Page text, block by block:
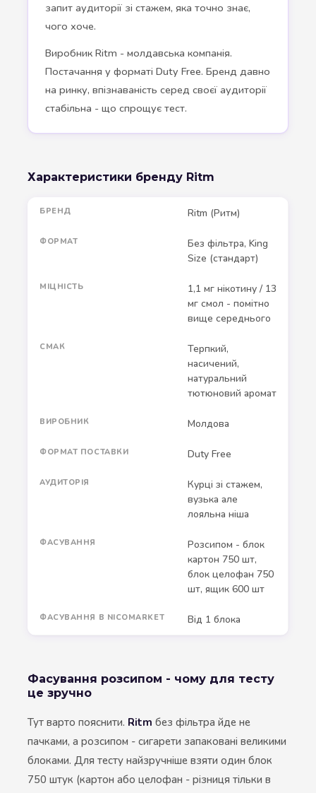
запит аудиторії зі стажем, яка точно знає,
чого хоче.
Виробник Ritm - молдавська компанія.
Постачання у форматі Duty Free. Бренд давно
на ринку, впізнаваність серед своєї аудиторії
стабільна - що спрощує тест.
Характеристики бренду Ritm
БРЕНД Ritm (Ритм)
ФОРМАТ
Без фільтра, King
Size (стандарт)
МІЦНІСТЬ
1,1 мг нікотину / 13
мг смол - помітно
вище середнього
СМАК
Терпкий,
насичений,
натуральний
тютюновий аромат
ВИРОБНИК Молдова
ФОРМАТ ПОСТАВКИ Duty Free
АУДИТОРІЯ
Курці зі стажем,
вузька але
лояльна ніша
ФАСУВАННЯ
Розсипом - блок
картон 750 шт,
блок целофан 750
шт, ящик 600 шт
ФАСУВАННЯ В NICOMARKET Від 1 блока
Фасування розсипом - чому для тесту
це зручно
Тут варто пояснити. Ritm без фільтра йде не
пачками, а розсипом - сигарети запаковані великими
блоками. Для тесту найзручніше взяти один блок
750 штук (картон або целофан - різниця тільки в